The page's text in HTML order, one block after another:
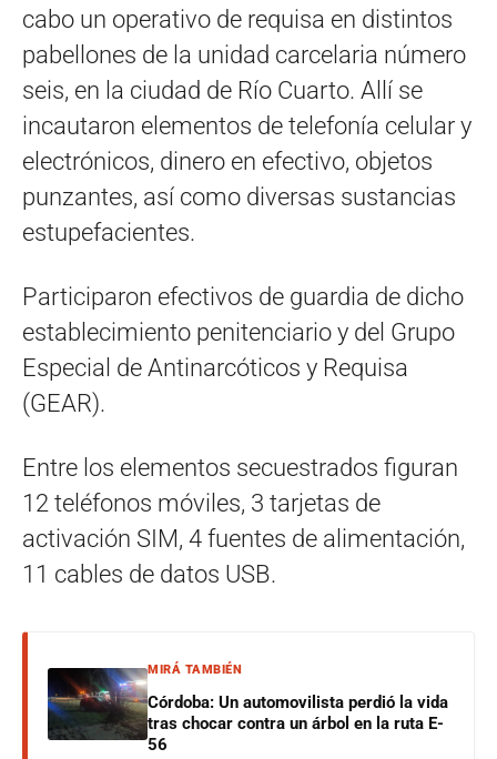
cabo un operativo de requisa en distintos
pabellones de la unidad carcelaria número
seis, en la ciudad de Río Cuarto. Allí se
incautaron elementos de telefonía celular y
electrónicos, dinero en efectivo, objetos
punzantes, así como diversas sustancias
estupefacientes.
Participaron efectivos de guardia de dicho
establecimiento penitenciario y del Grupo
Especial de Antinarcóticos y Requisa
(GEAR).
Entre los elementos secuestrados figuran
12 teléfonos móviles, 3 tarjetas de
activación SIM, 4 fuentes de alimentación,
11 cables de datos USB.
MIRÁ TAMBIÉN
Córdoba: Un automovilista perdió la vida
tras chocar contra un árbol en la ruta E-
56